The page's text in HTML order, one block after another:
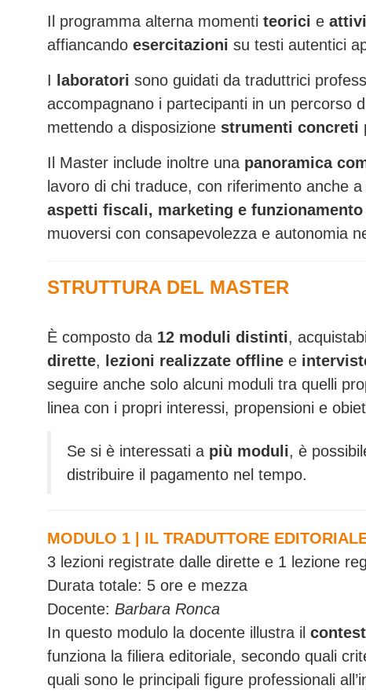
Il programma alterna momenti teorici e
affiancando esercitazioni su testi autentici
I laboratori sono guidati da traduttrici
accompagnano i partecipanti in un percorso
mettendo a disposizione strumenti concreti
Il Master include inoltre una panoramica
lavoro di chi traduce, con riferimento anche
aspetti fiscali, marketing e
muoversi con consapevolezza e autonomia
STRUTTURA DEL MASTER
È composto da 12 moduli distinti,
dirette, lezioni realizzate offline e
seguire anche solo alcuni moduli tra quelli
linea con i propri interessi, propensioni e
Se si è interessati a più moduli, è
distribuire il pagamento nel tempo.
MODULO 1 | IL TRADUTTORE
3 lezioni registrate dalle dirette e 1 lezione
Durata totale: 5 ore e mezza
Docente: Barbara Ronca
In questo modulo la docente illustra il
funziona la filiera editoriale, secondo quali
quali sono le principali figure professionali